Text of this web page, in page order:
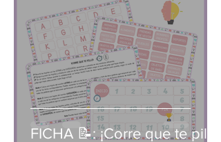
FICHA 📝: ¡Corre que te pillo!